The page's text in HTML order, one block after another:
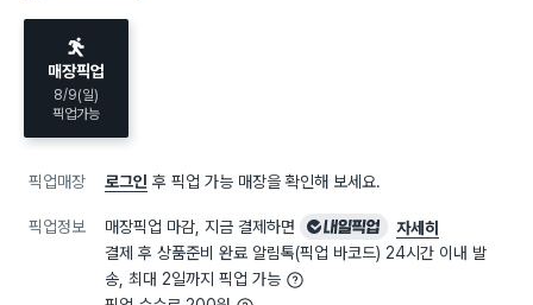
매장픽업
8/9(일)
픽업가능
픽업매장 로그인 후 픽업 가능 매장을 확인해 보세요.
픽업정보 매장픽업 마감, 지금 결제하면 내일픽업
자세히
결제 후 상품준비 완료 알림톡(픽업 바코드) 24시간 이내 발
송, 최대 2일까지 픽업 가능